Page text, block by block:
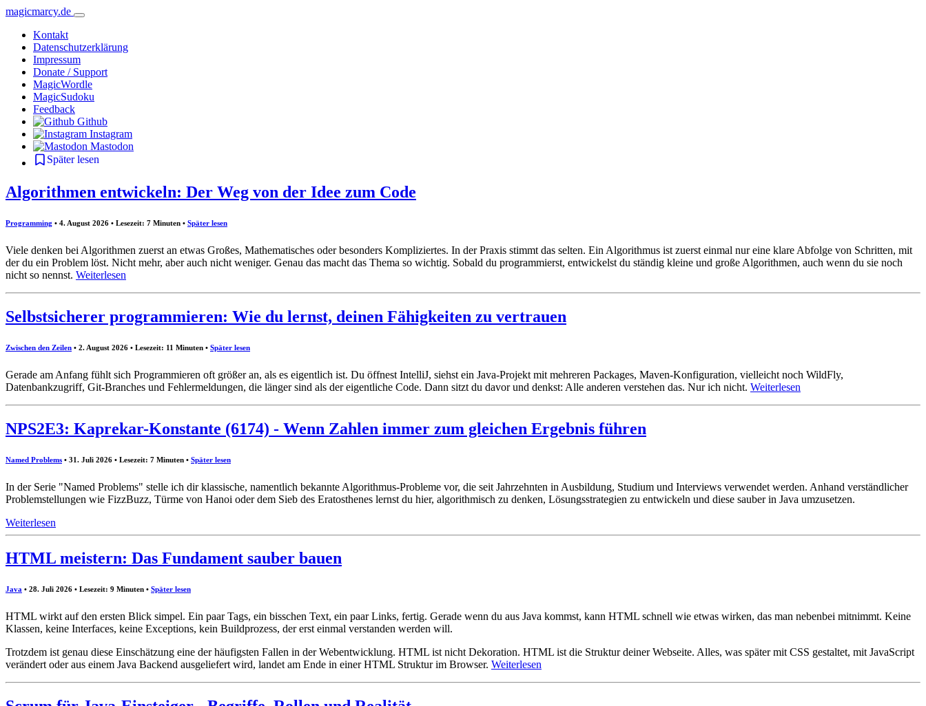
magicmarcy.de
Kontakt
Datenschutzerklärung
Impressum
Donate / Support
MagicWordle
MagicSudoku
Feedback
Github
Instagram
Mastodon
Später lesen
Algorithmen entwickeln: Der Weg von der Idee zum Code
Programming • 4. August 2026 • Lesezeit: 7 Minuten • Später lesen
Viele denken bei Algorithmen zuerst an etwas Großes, Mathematisches oder besonders Kompliziertes. In der Praxis stimmt das selten. Ein Algorithmus ist zuerst einmal nur eine klare Abfolge von Schritten, mit
der du ein Problem löst. Nicht mehr, aber auch nicht weniger. Genau das macht das Thema so wichtig. Sobald du programmierst, entwickelst du ständig kleine und große Algorithmen, auch wenn du sie noch
nicht so nennst. Weiterlesen
Selbstsicherer programmieren: Wie du lernst, deinen Fähigkeiten zu vertrauen
Zwischen den Zeilen • 2. August 2026 • Lesezeit: 11 Minuten • Später lesen
Gerade am Anfang fühlt sich Programmieren oft größer an, als es eigentlich ist. Du öffnest IntelliJ, siehst ein Java-Projekt mit mehreren Packages, Maven-Konfiguration, vielleicht noch WildFly,
Datenbankzugriff, Git-Branches und Fehlermeldungen, die länger sind als der eigentliche Code. Dann sitzt du davor und denkst: Alle anderen verstehen das. Nur ich nicht. Weiterlesen
NPS2E3: Kaprekar-Konstante (6174) - Wenn Zahlen immer zum gleichen Ergebnis führen
Named Problems • 31. Juli 2026 • Lesezeit: 7 Minuten • Später lesen
In der Serie "Named Problems" stelle ich dir klassische, namentlich bekannte Algorithmus-Probleme vor, die seit Jahrzehnten in Ausbildung, Studium und Interviews verwendet werden. Anhand verständlicher
Problemstellungen wie FizzBuzz, Türme von Hanoi oder dem Sieb des Eratosthenes lernst du hier, algorithmisch zu denken, Lösungsstrategien zu entwickeln und diese sauber in Java umzusetzen.
Weiterlesen
HTML meistern: Das Fundament sauber bauen
Java • 28. Juli 2026 • Lesezeit: 9 Minuten • Später lesen
HTML wirkt auf den ersten Blick simpel. Ein paar Tags, ein bisschen Text, ein paar Links, fertig. Gerade wenn du aus Java kommst, kann HTML schnell wie etwas wirken, das man nebenbei mitnimmt. Keine
Klassen, keine Interfaces, keine Exceptions, kein Buildprozess, der erst einmal verstanden werden will.
Trotzdem ist genau diese Einschätzung eine der häufigsten Fallen in der Webentwicklung. HTML ist nicht Dekoration. HTML ist die Struktur deiner Webseite. Alles, was später mit CSS gestaltet, mit JavaScript
verändert oder aus einem Java Backend ausgeliefert wird, landet am Ende in einer HTML Struktur im Browser. Weiterlesen